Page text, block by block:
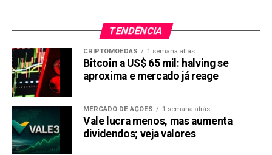
TENDÊNCIA
CRIPTOMOEDAS 1 semana atrás
Bitcoin a US$ 65 mil: halving se
aproxima e mercado já reage
MERCADO DE AÇÕES 1 semana atrás
Vale lucra menos, mas aumenta
dividendos; veja valores